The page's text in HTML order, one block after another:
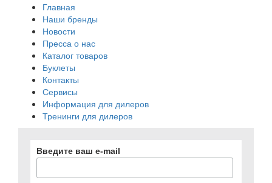
Главная
Наши бренды
Новости
Пресса о нас
Каталог товаров
Буклеты
Контакты
Сервисы
Информация для дилеров
Тренинги для дилеров
Введите ваш e-mail